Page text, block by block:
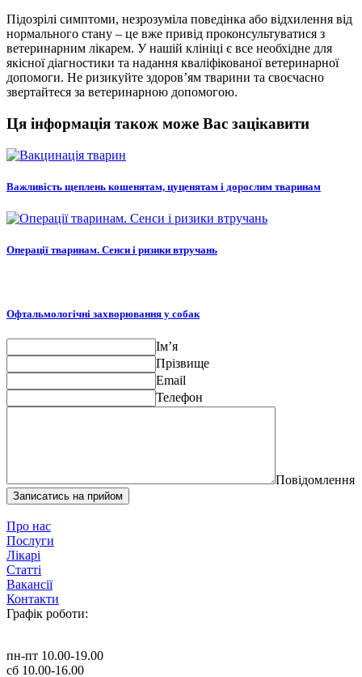
Підозрілі симптоми, незрозуміла поведінка або відхилення від
нормального стану – це вже привід проконсультуватися з
ветеринарним лікарем. У нашій клініці є все необхідне для
якісної діагностики та надання кваліфікованої ветеринарної
допомоги. Не ризикуйте здоров’ям тварини та своєчасно
звертайтеся за ветеринарною допомогою.
Ця інформація також може Вас зацікавити
Важливість щеплень кошенятам, цуценятам і дорослим тваринам
Операції тваринам. Сенси і ризики втручань
Офтальмологічні захворювання у собак
Ім’я
Прізвище
Email
Телефон
Повідомлення
Записатись на прийом
Про нас
Послуги
Лікарі
Статті
Вакансії
Контакти
Графік роботи:
пн-пт 10.00-19.00
сб 10.00-16.00